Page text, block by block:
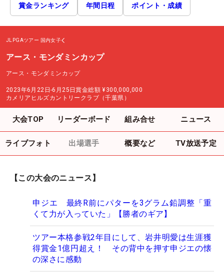
賞金ランキング 年間日程 ポイント・成績
JLPGAツアー 国内女子
アース・モンダミンカップ
アース・モンダミンカップ
2023年6月22日-6月25日賞金総額 ¥300,000,000
カメリアヒルズカントリークラブ（千葉県）
大会TOP リーダーボード 組み合せ ニュース
ライブフォト 出場選手 概要など TV放送予定
【この大会のニュース】
申ジエ 最終R前にパターを3グラム鉛調整「重
くて力が入っていた」【勝者のギア】
ツアー本格参戦2年目にして、岩井明愛は生涯獲
得賞金1億円超え！ その背中を押す申ジエの懐
の深さに感動